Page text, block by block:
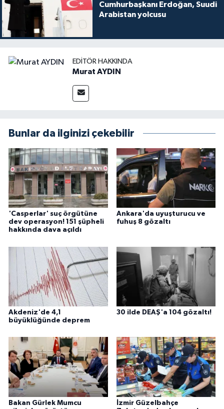
Cumhurbaşkanı Erdoğan, Suudi
Arabistan yolcusu
EDITÖR HAKKINDA
Murat AYDIN
Bunlar da ilginizi çekebilir
'Casperlar' suç örgütüne
dev operasyon! 151 şüpheli
hakkında dava açıldı
Ankara'da uyuşturucu ve
fuhuş 8 gözaltı
Akdeniz'de 4,1
büyüklüğünde deprem
30 ilde DEAŞ'a 104 gözaltı!
Bakan Gürlek Mumcu
İzmir Güzelbahçe